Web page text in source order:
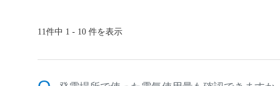
11件中 1 - 10 件を表示